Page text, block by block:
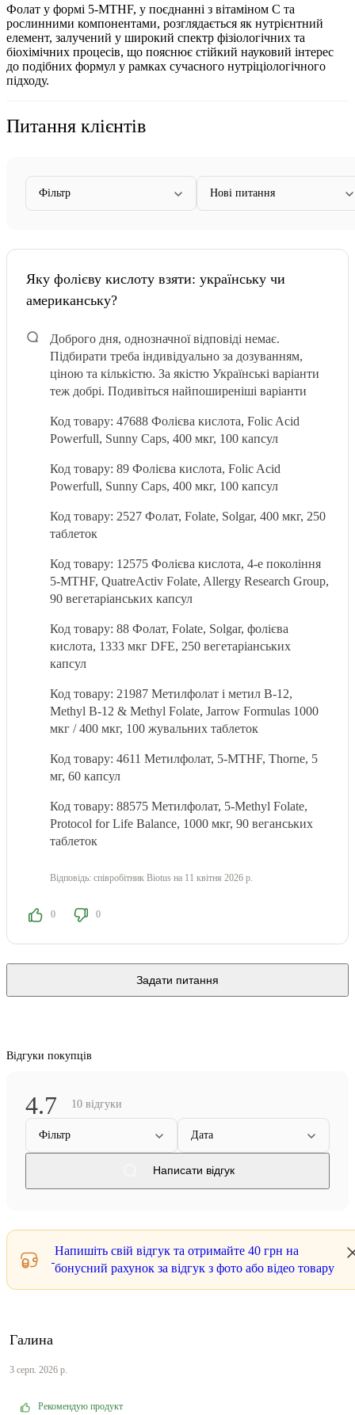
Фолат у формі 5-MTHF, у поєднанні з вітаміном C та
рослинними компонентами, розглядається як нутрієнтний
елемент, залучений у широкий спектр фізіологічних та
біохімічних процесів, що пояснює стійкий науковий інтерес
до подібних формул у рамках сучасного нутріціологічного
підходу.
Питання клієнтів
Фільтр Нові питання
Яку фолієву кислоту взяти: українську чи
американську?
Доброго дня, однозначної відповіді немає.
Підбирати треба індивідуально за дозуванням,
ціною та кількістю. За якістю Українські варіанти
теж добрі. Подивіться найпоширеніші варіанти
Код товару: 47688 Фолієва кислота, Folic Acid
Powerfull, Sunny Caps, 400 мкг, 100 капсул
Код товару: 89 Фолієва кислота, Folic Acid
Powerfull, Sunny Caps, 400 мкг, 100 капсул
Код товару: 2527 Фолат, Folate, Solgar, 400 мкг, 250
таблеток
Код товару: 12575 Фолієва кислота, 4-е покоління
5-MTHF, QuatreActiv Folate, Allergy Research Group,
90 вегетаріанських капсул
Код товару: 88 Фолат, Folate, Solgar, фолієва
кислота, 1333 мкг DFE, 250 вегетаріанських
капсул
Код товару: 21987 Метилфолат і метил B-12,
Methyl B-12 & Methyl Folate, Jarrow Formulas 1000
мкг / 400 мкг, 100 жувальних таблеток
Код товару: 4611 Метилфолат, 5-MTHF, Thorne, 5
мг, 60 капсул
Код товару: 88575 Метилфолат, 5-Methyl Folate,
Protocol for Life Balance, 1000 мкг, 90 веганських
таблеток
Відповідь: співробітник Biotus на 11 квітня 2026 р.
0 0
Задати питання
Відгуки покупців
4.7 10 відгуки
Фільтр Дата
Написати відгук
Напишіть свій відгук та отримайте 40 грн на
бонусний рахунок за відгук з фото або відео товару
Галина
3 серп. 2026 р.
Рекомендую продукт